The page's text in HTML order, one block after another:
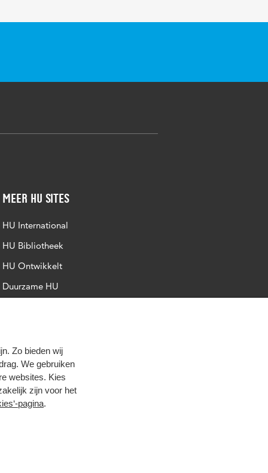
Zo bieden wij
We gebruiken
websites. Kies
zijn voor het
pagina.
Meer HU sites
HU International
HU Bibliotheek
HU Ontwikkelt
Duurzame HU